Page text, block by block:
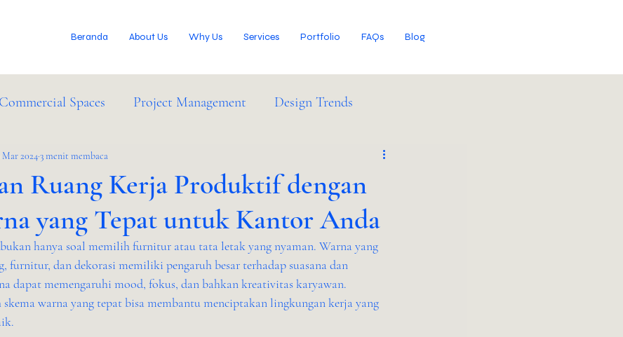
Beranda About Us Why Us Services Portfolio FAQs Blog
Commercial Spaces Project Management Design Trends
Services Industry News
Ruang Kerja Produktif dengan
yang Tepat untuk Kantor Anda
Mar 20243 menit membaca
hanya soal memilih furnitur atau tata letak yang nyaman. Warna yang
dan dekorasi memiliki pengaruh besar terhadap suasana dan
dapat memengaruhi mood, fokus, dan bahkan kreativitas karyawan.
warna yang tepat bisa membantu menciptakan lingkungan kerja yang